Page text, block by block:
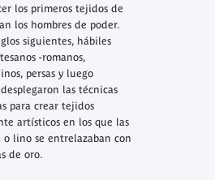
los primeros tejidos de
los hombres de poder.
siguientes, hábiles
-romanos,
persas y luego
las técnicas
para crear tejidos
artísticos en los que las
o lino se entrelazaban con
de oro.